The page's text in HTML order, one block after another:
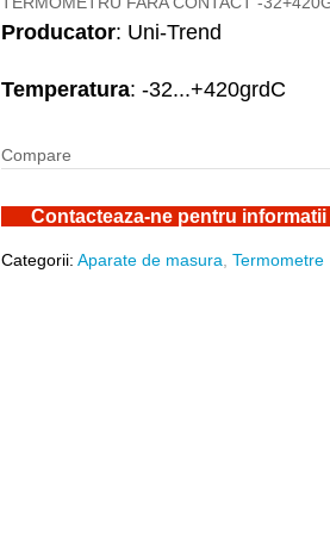
Producator: Uni-Trend
Temperatura: -32...+420grdC
Compare
Contacteaza-ne pentru informatii
Categorii:Aparate de masura ,Termometre